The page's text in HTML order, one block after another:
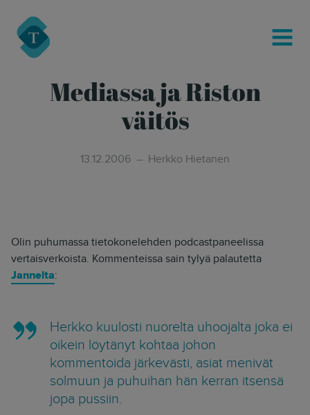
Turre Legal
MENU
Mediassa ja Riston
väitös
13.12.2006 Herkko Hietanen
Olin puhumassa tietokonelehden podcastpaneelissa
vertaisverkoista. Kommenteissa sain tylyä palautetta
Jannelta:
Herkko kuulosti nuorelta uhoojalta joka ei
oikein löytänyt kohtaa johon
kommentoida järkevästi, asiat menivät
solmuun ja puhuihan hän kerran itsensä
jopa pussiin.